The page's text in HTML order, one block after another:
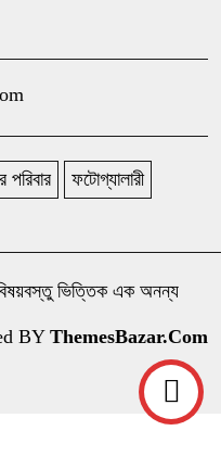
পরিবার ফটোগ্যালারী
বিষয়বস্তু ভিত্তিক এক অনন্য
BY ThemesBazar.Com